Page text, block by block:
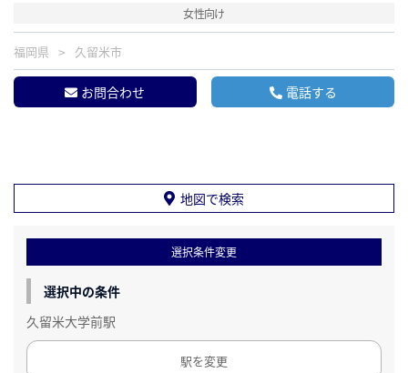
女性向け
福岡県 久留米市
お問合わせ 電話する
地図で検索
選択条件変更
選択中の条件
久留米大学前駅
駅を変更